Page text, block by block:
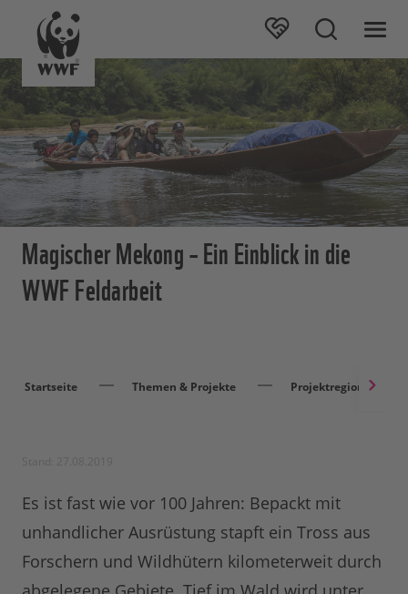
Magischer Mekong – Ein Einblick in die
WWF Feldarbeit
Startseite Themen & Projekte Projektregionen
Es ist fast wie vor 100 Jahren: Bepackt mit
unhandlicher Ausrüstung stapft ein Tross aus
Forschern und Wildhütern kilometerweit durch